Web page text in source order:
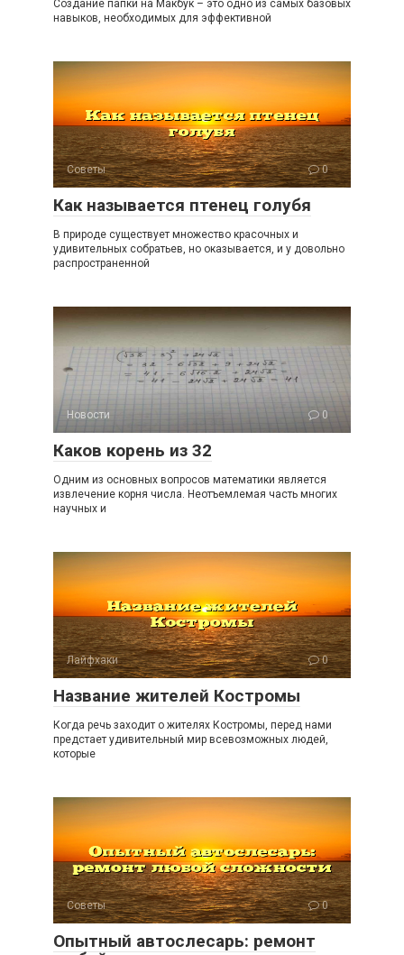
Создание папки на Макбук – это одно из самых базовых
навыков, необходимых для эффективной
Советы 0
Как называется птенец голубя
В природе существует множество красочных и
удивительных собратьев, но оказывается, и у довольно
распространенной
Новости 0
Каков корень из 32
Одним из основных вопросов математики является
извлечение корня числа. Неотъемлемая часть многих
научных и
Лайфхаки 0
Название жителей Костромы
Когда речь заходит о жителях Костромы, перед нами
предстает удивительный мир всевозможных людей,
которые
Советы 0
Опытный автослесарь: ремонт